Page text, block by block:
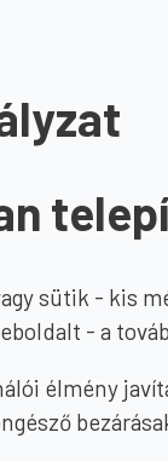
sütik - kis
- a
élmény